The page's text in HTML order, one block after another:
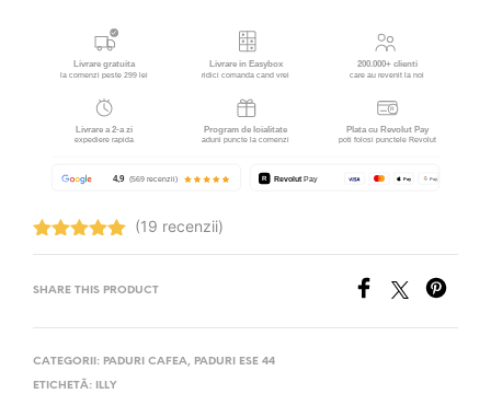
Evaluat la
din 5
(19 recenzii)
SHARE THIS PRODUCT
CATEGORII: PADURI CAFEA, PADURI ESE 44
ETICHETĂ: ILLY